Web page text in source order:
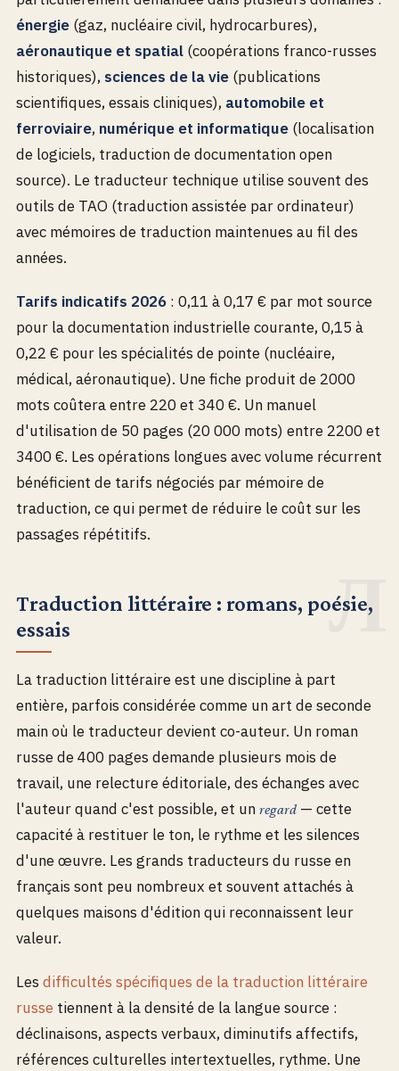
énergie(gaz, nucléaire civil, hydrocarbures),
aéronautique et spatial(coopérations franco-russes
historiques), sciences de la vie(publications
scientifiques, essais cliniques), automobile et
ferroviaire, numérique et informatique(localisation
de logiciels, traduction de documentation open
source). Le traducteur technique utilise souvent des
outils de TAO (traduction assistée par ordinateur)
avec mémoires de traduction maintenues au fil des
années.
Tarifs indicatifs 2026: 0,11 à 0,17 € par mot source
pour la documentation industrielle courante, 0,15 à
0,22 € pour les spécialités de pointe (nucléaire,
médical, aéronautique). Une fiche produit de 2000
mots coûtera entre 220 et 340 €. Un manuel
d'utilisation de 50 pages (20 000 mots) entre 2200 et
3400 €. Les opérations longues avec volume récurrent
bénéficient de tarifs négociés par mémoire de
traduction, ce qui permet de réduire le coût sur les
passages répétitifs.
Traduction littéraire : romans, poésie,
essais
La traduction littéraire est une discipline à part
entière, parfois considérée comme un art de seconde
main où le traducteur devient co-auteur. Un roman
russe de 400 pages demande plusieurs mois de
travail, une relecture éditoriale, des échanges avec
l'auteur quand c'est possible, et un regard— cette
capacité à restituer le ton, le rythme et les silences
d'une œuvre. Les grands traducteurs du russe en
français sont peu nombreux et souvent attachés à
quelques maisons d'édition qui reconnaissent leur
valeur.
Les difficultés spécifiques de la traduction littéraire
russe tiennent à la densité de la langue source :
déclinaisons, aspects verbaux, diminutifs affectifs,
références culturelles intertextuelles, rythme. Une